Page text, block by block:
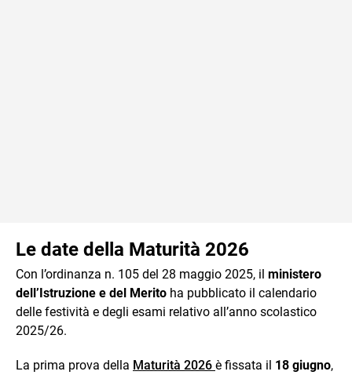
Le date della Maturità 2026
Con l’ordinanza n. 105 del 28 maggio 2025, il ministero
dell’Istruzione e del Merito ha pubblicato il calendario
delle festività e degli esami relativo all’anno scolastico
2025/26.
La prima prova della Maturità 2026 è fissata il 18 giugno,